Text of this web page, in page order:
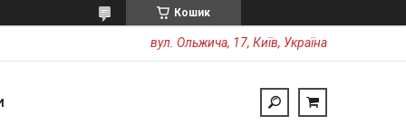
Кошик
вул. Ольжича, 17, Київ, Україна